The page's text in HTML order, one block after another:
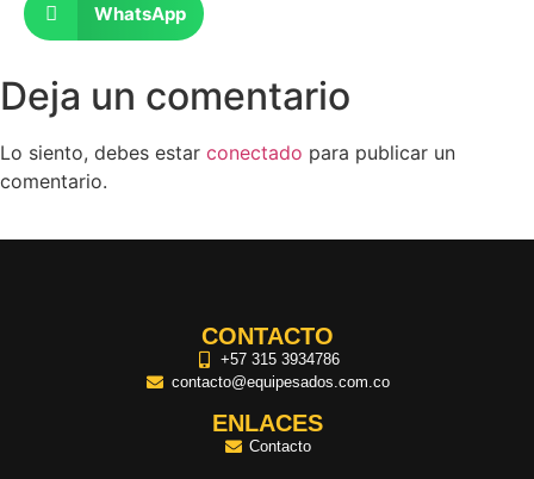
WhatsApp
Deja un comentario
Lo siento, debes estar conectado para publicar un
comentario.
CONTACTO
+57 315 3934786
contacto@equipesados.com.co
ENLACES
Contacto